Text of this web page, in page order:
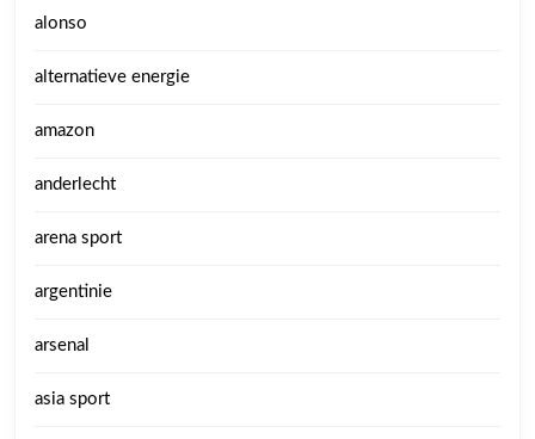
alonso
alternatieve energie
amazon
anderlecht
arena sport
argentinie
arsenal
asia sport